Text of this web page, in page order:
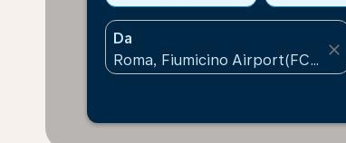
Da
close